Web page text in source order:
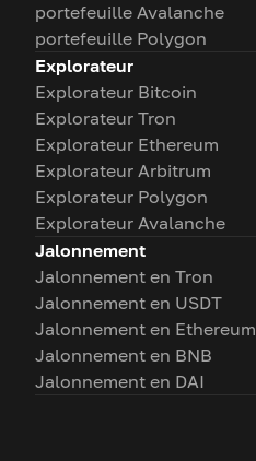
portefeuille Avalanche
portefeuille Polygon
Explorateur
Explorateur Bitcoin
Explorateur Tron
Explorateur Ethereum
Explorateur Arbitrum
Explorateur Polygon
Explorateur Avalanche
Jalonnement
Jalonnement en Tron
Jalonnement en USDT
Jalonnement en Ethereum
Jalonnement en BNB
Jalonnement en DAI